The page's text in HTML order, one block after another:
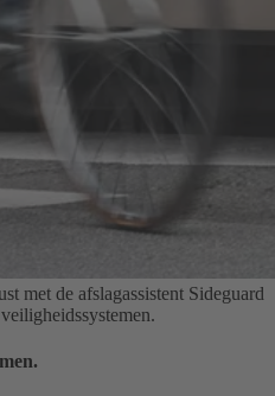
met de afslagassistent Sideguard